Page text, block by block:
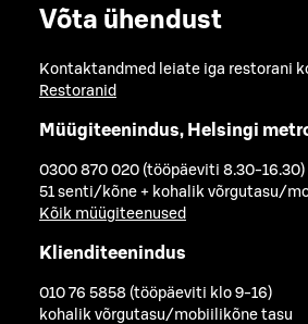
Võta ühendust
Kontaktandmed leiate iga restorani
Restoranid
Müügiteenindus, Helsingi
0300 870 020 (tööpäeviti 8.30-16.30)
51 senti/kõne + kohalik võrgutasu/
Kõik müügiteenused
Klienditeenindus
010 76 5858 (tööpäeviti klo 9-16)
kohalik võrgutasu/mobiilikõne tasu